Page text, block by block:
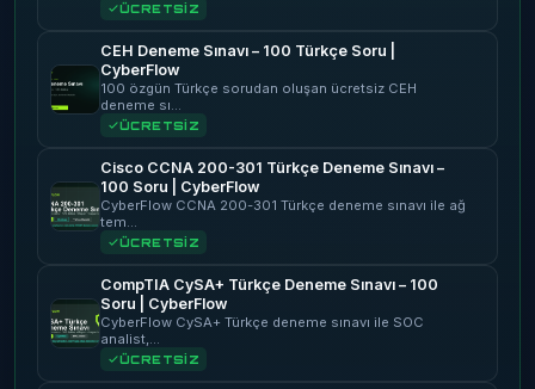
ÜCRETSİZ
CEH Deneme Sınavı – 100 Türkçe Soru |
CyberFlow
100 özgün Türkçe sorudan oluşan ücretsiz CEH
deneme sı…
ÜCRETSİZ
Cisco CCNA 200-301 Türkçe Deneme Sınavı –
100 Soru | CyberFlow
CyberFlow CCNA 200-301 Türkçe deneme sınavı ile ağ
tem…
ÜCRETSİZ
CompTIA CySA+ Türkçe Deneme Sınavı – 100
Soru | CyberFlow
CyberFlow CySA+ Türkçe deneme sınavı ile SOC
analist,…
ÜCRETSİZ